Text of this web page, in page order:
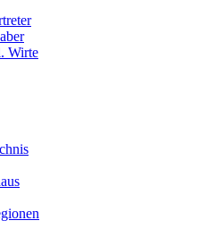
Wirte